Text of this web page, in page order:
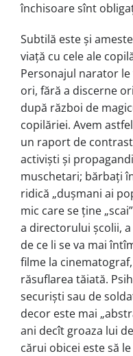
închisoare sînt
Subtilă este şi
viaţă cu cele ale
Personajul narator
ori, fără a discerne
după război de
copilăriei. Avem
un raport de
activişti şi
muschetari; bărbaţi
ridică „duşmani ai
mic care se ţine
a directorului şcolii,
de ce li se va mai
filme la
răsuflarea tăiată.
securişti sau de
decor este mai
ani decît groaza lui
cărui obicei este să